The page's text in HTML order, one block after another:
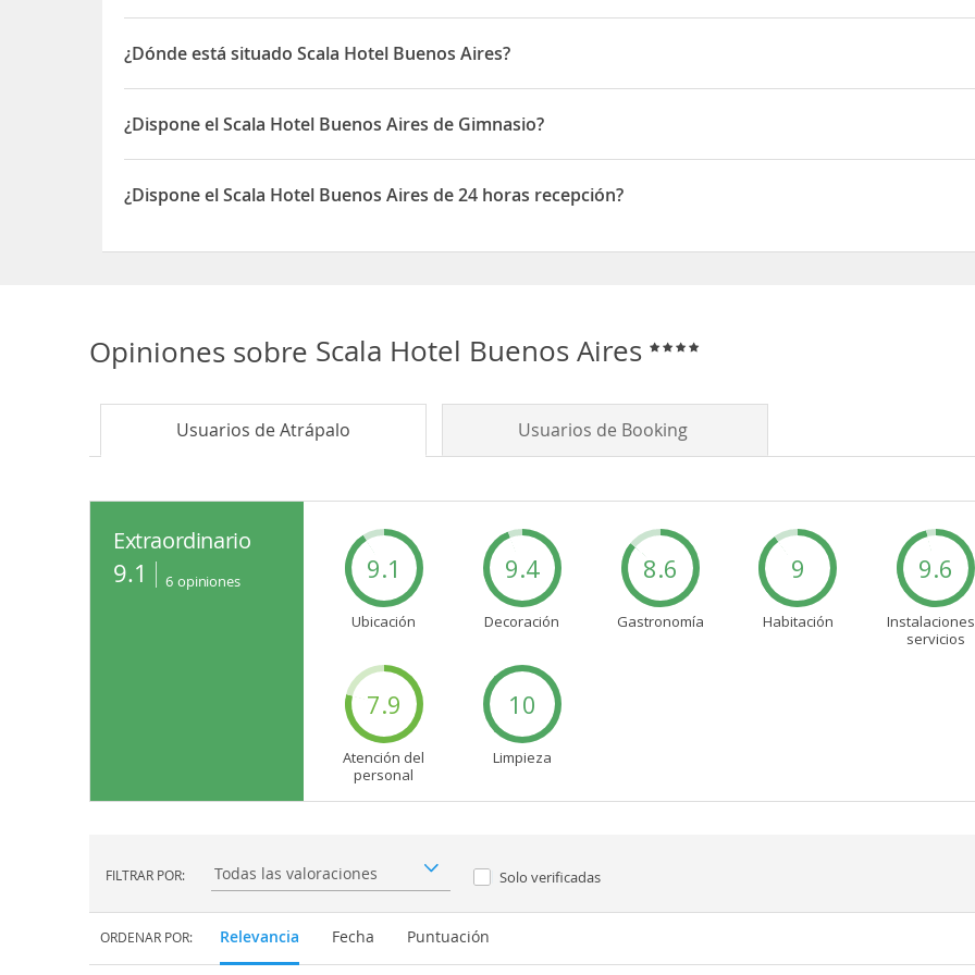
Dirección Bernardo de Irigoyen 740.
Ubicado a 15 minutos a pie de Plaza Dorrego, en el barrio de San Telmo. El Hotel Scala Buenos Aires se halla a 2 km
a 3.5 km de La Boca.
¿Dónde está situado Scala Hotel Buenos Aires?
El Scala Hotel Buenos Aires está situado en Bernardo de Irigoyen 740
¿Dispone el Scala Hotel Buenos Aires de Gimnasio?
Sí, el Scala Hotel Buenos Aires dispone de Gimnasio
¿Dispone el Scala Hotel Buenos Aires de 24 horas recepción?
Opiniones sobre Scala Hotel Buenos Aires
Usuarios deAtrápalo Usuarios de Booking
Extraordinario
9.1 6 opiniones 9.1
Ubicación
9.4
Decoración
8.6
Gastronomía
9
Habitación
9.6
servicios
7.9
Atención del
personal
10
Limpieza
FILTRAR POR: Filtrar por: Solo verificadas
ORDENAR POR: Relevancia Fecha Puntuación